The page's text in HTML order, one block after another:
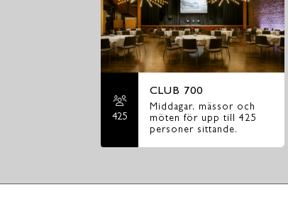
425
CLUB 700
Middagar, mässor och
möten för upp till 425
personer sittande.